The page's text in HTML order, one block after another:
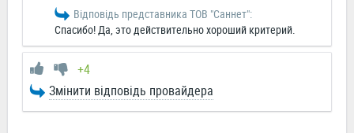
Відповідь представника ТОВ "Саннет":
Спасибо! Да, это действительно хороший критерий.
+4
Змінити відповідь провайдера